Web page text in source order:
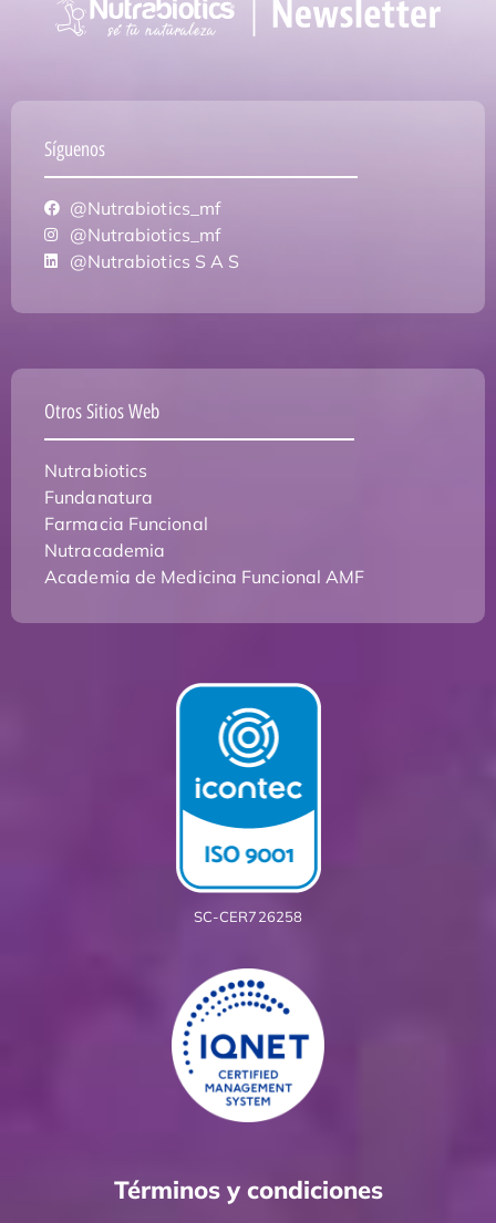
Síguenos
@Nutrabiotics_mf
@Nutrabiotics_mf
@Nutrabiotics S A S
Otros Sitios Web
Nutrabiotics
Fundanatura
Farmacia Funcional
Nutracademia
Academia de Medicina Funcional AMF
SC-CER726258
Términos y condiciones